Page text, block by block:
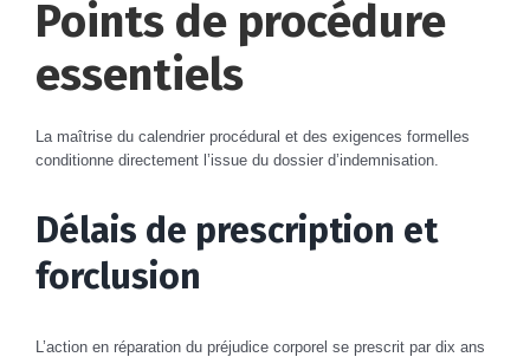
Points de procédure
essentiels
La maîtrise du calendrier procédural et des exigences formelles
conditionne directement l’issue du dossier d’indemnisation.
Délais de prescription et
forclusion
L’action en réparation du préjudice corporel se prescrit par dix ans